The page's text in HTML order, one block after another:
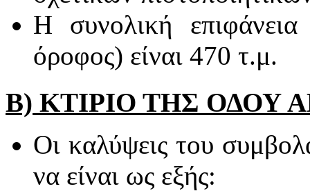
Η συνολική επιφάνεια
όροφος) είναι 470 τ.μ.
Β) ΚΤΙΡΙΟ ΤΗΣ ΟΔΟΥ
Οι καλύψεις του
να είναι ως εξής: